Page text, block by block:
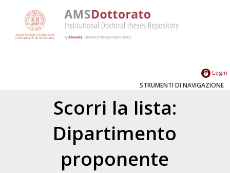
Login
STRUMENTI DI NAVIGAZIONE
Scorri la lista:
Dipartimento
proponente